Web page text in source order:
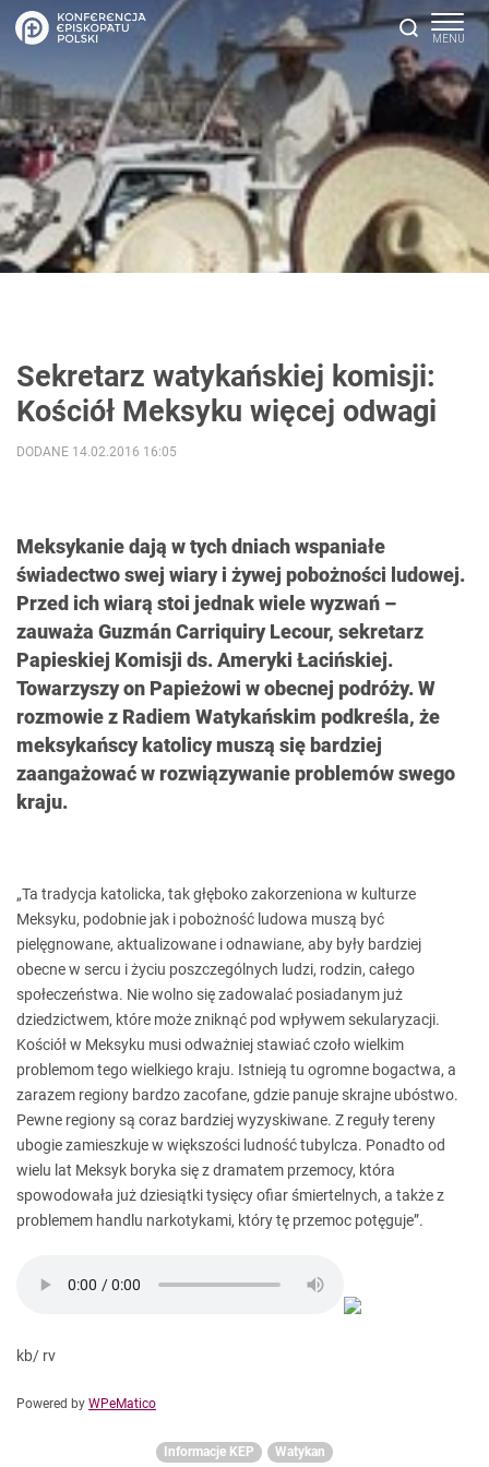
Sekretarz watykańskiej komisji:
Kościół Meksyku więcej odwagi
Meksykanie dają w tych dniach wspaniałe
świadectwo swej wiary i żywej pobożności ludowej.
Przed ich wiarą stoi jednak wiele wyzwań –
zauważa Guzmán Carriquiry Lecour, sekretarz
Papieskiej Komisji ds. Ameryki Łacińskiej.
Towarzyszy on Papieżowi w obecnej podróży. W
rozmowie z Radiem Watykańskim podkreśla, że
meksykańscy katolicy muszą się bardziej
zaangażować w rozwiązywanie problemów swego
kraju.
DODANE 14.02.2016 16:05
„Ta tradycja katolicka, tak głęboko zakorzeniona w kulturze
Meksyku, podobnie jak i pobożność ludowa muszą być
pielęgnowane, aktualizowane i odnawiane, aby były bardziej
obecne w sercu i życiu poszczególnych ludzi, rodzin, całego
społeczeństwa. Nie wolno się zadowalać posiadanym już
dziedzictwem, które może zniknąć pod wpływem sekularyzacji.
Kościół w Meksyku musi odważniej stawiać czoło wielkim
problemom tego wielkiego kraju. Istnieją tu ogromne bogactwa, a
zarazem regiony bardzo zacofane, gdzie panuje skrajne ubóstwo.
Pewne regiony są coraz bardziej wyzyskiwane. Z reguły tereny
ubogie zamieszkuje w większości ludność tubylcza. Ponadto od
wielu lat Meksyk boryka się z dramatem przemocy, która
spowodowała już dziesiątki tysięcy ofiar śmiertelnych, a także z
problemem handlu narkotykami, który tę przemoc potęguje”.
kb/ rv
Powered by WPeMatico
Informacje KEP Watykan